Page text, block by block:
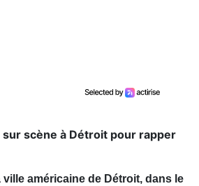
scène à Détroit pour rapper
ville américaine de Détroit, dans le